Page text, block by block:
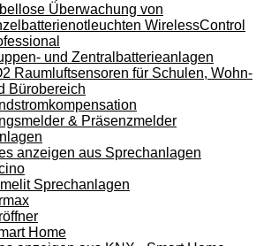
Überwachung von
WirelessControl
und Zentralbatterieanlagen
Raumluftsensoren für Schulen, Wohn-
Bürobereich
& Präsenzmelder
anzeigen aus Sprechanlagen
Sprechanlagen
Home